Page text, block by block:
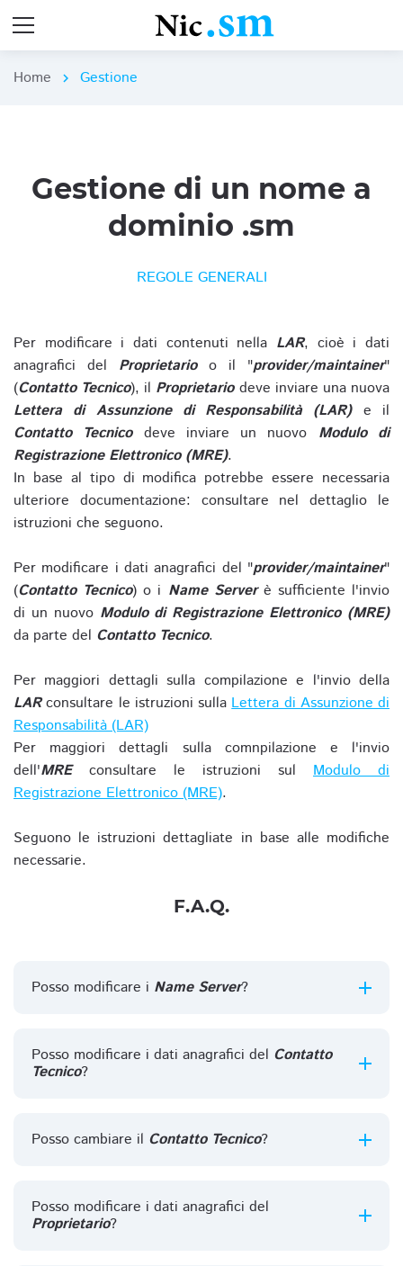
Home chevron_right Gestione
Gestione di un nome a
dominio .sm
REGOLE GENERALI
Per modificare i dati contenuti nella LAR, cioè i dati
anagrafici del Proprietarioo il "provider/maintainer"
(Contatto Tecnico), il Proprietariodeve inviare una nuova
Lettera di Assunzione di Responsabilità (LAR)e il
Contatto Tecnicodeve inviare un nuovo Modulo di
Registrazione Elettronico (MRE).
In base al tipo di modifica potrebbe essere necessaria
ulteriore documentazione: consultare nel dettaglio le
istruzioni che seguono.
Per modificare i dati anagrafici del "provider/maintainer"
(Contatto Tecnico) o i Name Serverè sufficiente l'invio
di un nuovo Modulo di Registrazione Elettronico (MRE)
da parte del Contatto Tecnico.
Per maggiori dettagli sulla compilazione e l'invio della
LARconsultare le istruzioni sullaLettera di Assunzione di
Responsabilità (LAR)
Per maggiori dettagli sulla comnpilazione e l'invio
dell'MREconsultare le istruzioni sul Modulo di
Registrazione Elettronico (MRE).
Seguono le istruzioni dettagliate in base alle modifiche
necessarie.
F.A.Q.
Posso modificare i Name Server?
Posso modificare i dati anagrafici del Contatto
Tecnico?
Posso cambiare il Contatto Tecnico?
Posso modificare i dati anagrafici del
Proprietario?